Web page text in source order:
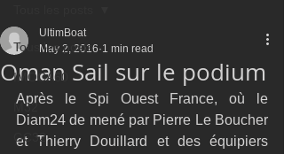
Tous les posts
IMOCA60
M32
GC32
Oman Sail sur le podium
UltimBoat
May 2, 2016 1 min read
Après le Spi Ouest France, où le
Diam24 de mené par Pierre Le Boucher
et Thierry Douillard et des équipiers